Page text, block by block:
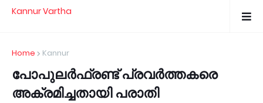
Kannur Vartha
Home Kannur
പോപുലര്‍ഫ്രണ്ട് പ്രവര്‍ത്തകരെ
അക്രമിച്ചതായി പരാതി